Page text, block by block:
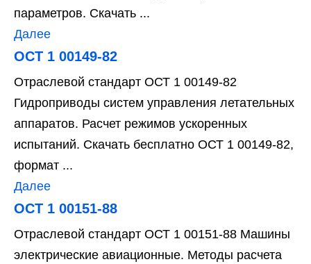
параметров. Скачать ...
Далее
ОСТ 1 00149-82
Отраслевой стандарт ОСТ 1 00149-82
Гидроприводы систем управления летательных
аппаратов. Расчет режимов ускоренных
испытаний. Скачать бесплатно ОСТ 1 00149-82,
формат ...
Далее
ОСТ 1 00151-88
Отраслевой стандарт ОСТ 1 00151-88 Машины
электрические авиационные. Методы расчета